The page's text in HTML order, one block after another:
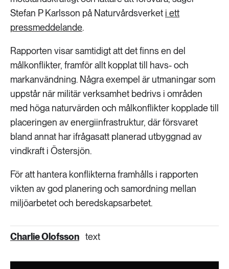
Stefan P Karlsson på Naturvårdsverket i ett
pressmeddelande.
Rapporten visar samtidigt att det finns en del
målkonflikter, framför allt kopplat till havs- och
markanvändning. Några exempel är utmaningar som
uppstår när militär verksamhet bedrivs i områden
med höga naturvärden och målkonflikter kopplade till
placeringen av energiinfrastruktur, där försvaret
bland annat har ifrågasatt planerad utbyggnad av
vindkraft i Östersjön.
För att hantera konflikterna framhålls i rapporten
vikten av god planering och samordning mellan
miljöarbetet och beredskapsarbetet.
Charlie Olofsson text